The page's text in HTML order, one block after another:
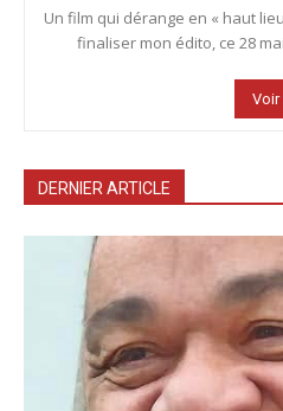
Un film qui dérange en « haut
finaliser mon édito, ce 28
Voir
DERNIER ARTICLE